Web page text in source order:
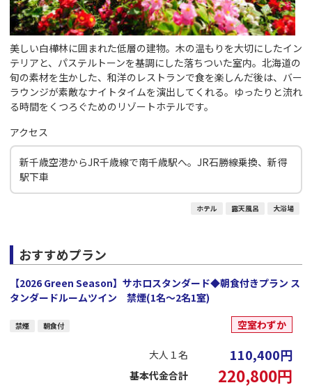
美しい白樺林に囲まれた低層の建物。木の温もりを大切にしたイン
テリアと、パステルトーンを基調にした落ちついた室内。北海道の
旬の素材を生かした、和洋のレストランで食を楽しんだ後は、バー
ラウンジが素敵なナイトタイムを演出してくれる。ゆったりと流れ
る時間をくつろぐためのリゾートホテルです。
アクセス
新千歳空港からJR千歳線で南千歳駅へ。JR石勝線乗換、新得
駅下車
ホテル 露天風呂 大浴場
おすすめプラン
【2026 Green Season】サホロスタンダード◆朝食付きプラン ス
タンダードルームツイン 禁煙(1名～2名1室)
禁煙 朝食付 空室わずか
大人１名 110,400円
基本代金合計 220,800円